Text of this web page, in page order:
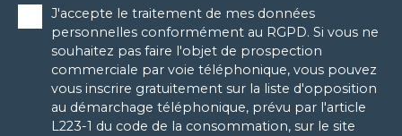
J'accepte le traitement de mes données
personnelles conformément au RGPD. Si vous ne
souhaitez pas faire l'objet de prospection
commerciale par voie téléphonique, vous pouvez
vous inscrire gratuitement sur la liste d'opposition
au démarchage téléphonique, prévu par l'article
L223-1 du code de la consommation, sur le site